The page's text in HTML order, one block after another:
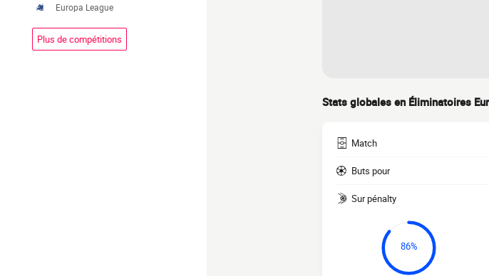
Europa League
Plus de compétitions
Stats globales en Éliminatoires
Match
Buts pour
Sur pénalty
86%